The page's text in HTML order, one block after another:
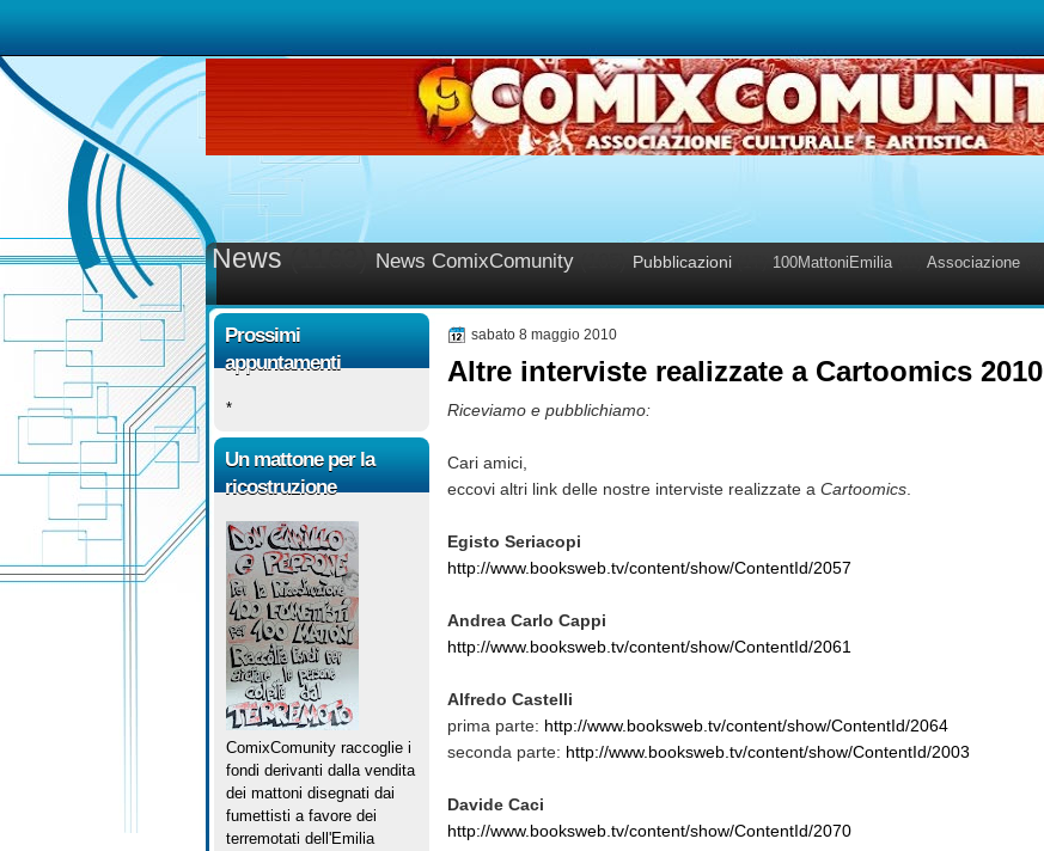
News News ComixComunity Pubblicazioni 100MattoniEmilia Associazione
Prossimi
appuntamenti
*
Un mattone per la
ricostruzione
ComixComunity raccoglie i
fondi derivanti dalla vendita
dei mattoni disegnati dai
fumettisti a favore dei
terremotati dell'Emilia
sabato 8 maggio 2010
Altre interviste realizzate a Cartoomics 2010
Riceviamo e pubblichiamo:
Cari amici,
eccovi altri link delle nostre interviste realizzate a Cartoomics
Egisto Seriacopi
http://www.booksweb.tv/content/show/ContentId/2057
Andrea Carlo Cappi
http://www.booksweb.tv/content/show/ContentId/2061
Alfredo Castelli
prima parte: http://www.booksweb.tv/content/show/ContentId/2064
seconda parte: http://www.booksweb.tv/content/show/ContentId/2003
Davide Caci
http://www.booksweb.tv/content/show/ContentId/2070